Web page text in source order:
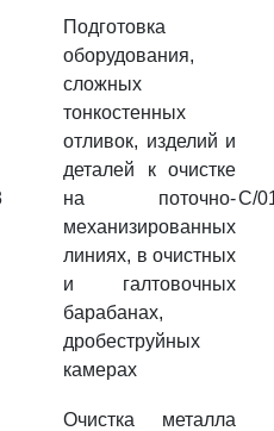
Подготовка
оборудования,
сложных
тонкостенных
отливок, изделий и
деталей к очистке
на поточно-
механизированных
линиях, в очистных
и галтовочных
барабанах,
дробеструйных
камерах
C/
Очистка металла